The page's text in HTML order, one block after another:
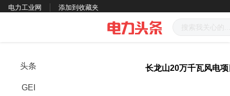
电力工业网 添加到收藏夹
头条
GEI
长龙山20万千瓦风电